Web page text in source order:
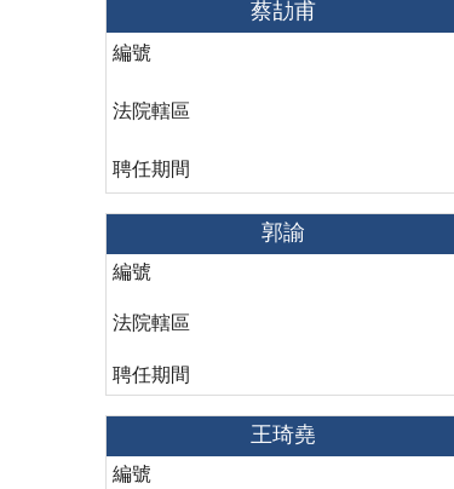
蔡劼甫
編號
法院轄區
聘任期間
郭諭
編號
法院轄區
聘任期間
王琦堯
編號